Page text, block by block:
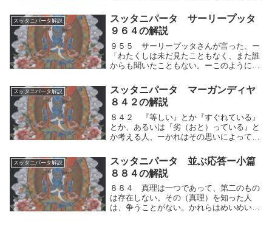
る。他の教えを最も勝れたものだと見なす
こともないからである。真の修行者は、他
人に導かれるとい...
スッタニパータ解説
スッタニパータ サーリープッタ
９６４の解説
９５５ サーリープッタさんが言った、ー
「わたくしは未だ見たこともなく、また誰
からも聞いたこともない。ーこのようにこ
主がトゥシタ天から来たりたもうたこと
を。９５６ 眼ある人（ブッダ）は、神々
及び世人が見る...
スッタニパータ解説
スッタニパータ マーガンディヤ
８４２の解説
８４２ 『等しい』とか『すぐれている』
とか、あるいは『劣（おと）っている』と
か考える人、ーかれはその思いによって論
して動揺しない人、ーかれには『等しい』
とか、『すぐれている』とか、（あるいは
『劣っている...
スッタニパータ解説
スッタニパータ 並ぶ応答ー小篇
８８４の解説
８８４ 真理は一つであって、第二のもの
は存在しない。その（真理）を知った人
は、争うことがない。かれらはめいめい異